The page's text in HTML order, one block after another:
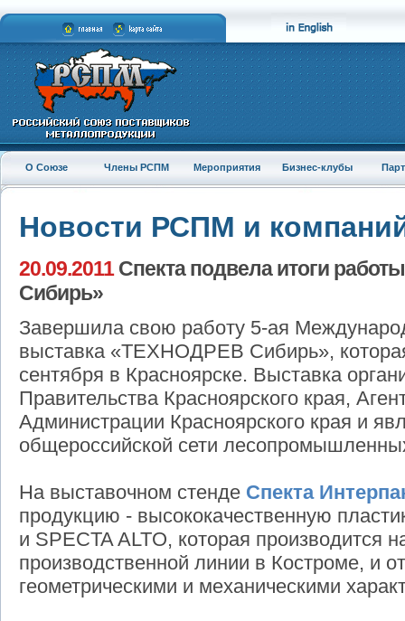
О Союзе Члены РСПМ Мероприятия Бизнес-клубы
Новости РСПМ и
20.09.2011Спекта подвела итоги
Сибирь»
Завершила свою работу 5-ая
выставка «ТЕХНОДРЕВ Сибирь»,
сентября в Красноярске. Выставка
Правительства Красноярского края,
Администрации Красноярского края и
общероссийской сети
На выставочном стенде Спекта
продукцию - высококачественную
и SPECTA ALTO, которая производится
производственной линии в Костроме, и
геометрическими и механическими